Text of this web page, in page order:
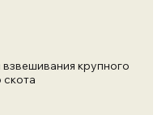
крупного
скота